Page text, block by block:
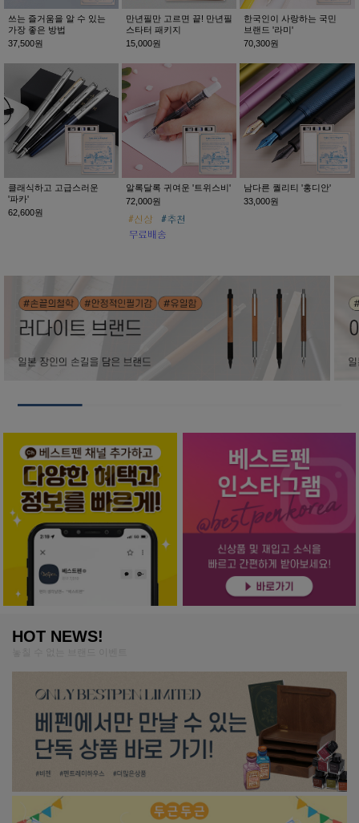
쓰는 즐거움을 알 수 있는
가장 좋은 방법
37,500원
만년필만 고르면 끝! 만년필
스타터 패키지
15,000원
한국인이 사랑하는 국민
브랜드 '라미'
70,300원
클래식하고 고급스러운
'파카'
62,600원
알록달록 귀여운 '트위스비'
72,000원
남다른 퀄리티 '홍디안'
33,000원
HOT NEWS!